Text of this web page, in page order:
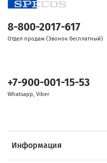
Информация
8-800-2017-617
Отдел продаж (Звонок бесплатный)
+7-900-001-15-53
Whatsapp, Viber